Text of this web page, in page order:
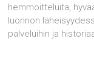
hemmoitteluita,
luonnon
palveluihin ja